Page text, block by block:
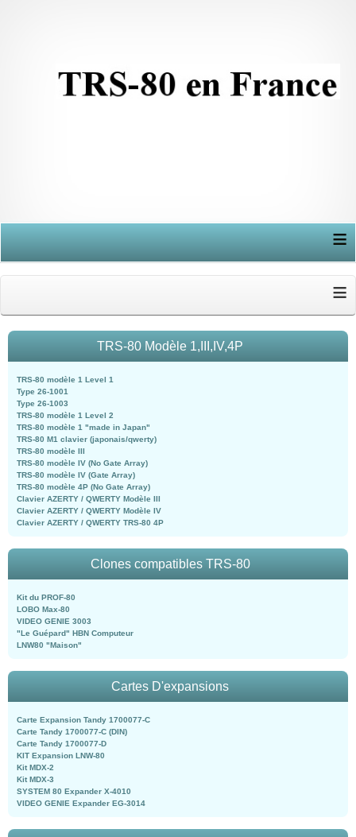
≡
≡
TRS-80 Modèle 1,III,IV,4P
TRS-80 modèle 1 Level 1
Type 26-1001
Type 26-1003
TRS-80 modèle 1 Level 2
TRS-80 modèle 1 "made in Japan"
TRS-80 M1 clavier (japonais/qwerty)
TRS-80 modèle III
TRS-80 modèle IV (No Gate Array)
TRS-80 modèle IV (Gate Array)
TRS-80 modèle 4P (No Gate Array)
Clavier AZERTY / QWERTY Modèle III
Clavier AZERTY / QWERTY Modèle IV
Clavier AZERTY / QWERTY TRS-80 4P
Clones compatibles TRS-80
Kit du PROF-80
LOBO Max-80
VIDEO GENIE 3003
"Le Guépard" HBN Computeur
LNW80 "Maison"
Cartes D'expansions
Carte Expansion Tandy 1700077-C
Carte Tandy 1700077-C (DIN)
Carte Tandy 1700077-D
KIT Expansion LNW-80
Kit MDX-2
Kit MDX-3
SYSTEM 80 Expander X-4010
VIDEO GENIE Expander EG-3014